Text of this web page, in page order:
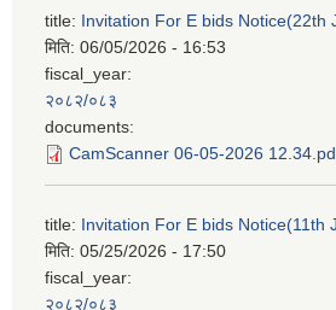
title: Invitation For E bids Notice(22th
मिति: 06/05/2026 - 16:53
fiscal_year:
२०८२/०८३
documents:
CamScanner 06-05-2026
title: Invitation For E bids Notice(11th
मिति: 05/25/2026 - 17:50
fiscal_year:
२०८२/०८३